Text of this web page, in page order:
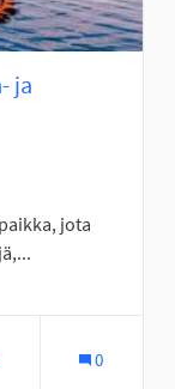
ja
jota
0